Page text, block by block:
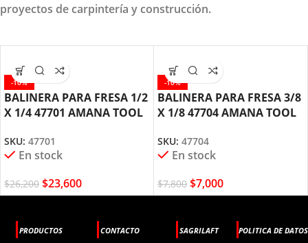
proyectos de carpintería y construcción.
-10%
BALINERA PARA FRESA 1/2
X 1/4 47701 AMANA TOOL
SKU: 47701
En stock
$26,200 $23,600
-10%
BALINERA PARA FRESA 3/8
X 1/8 47704 AMANA TOOL
SKU: 47704
En stock
$7,800 $7,000
PRODUCTOS CONTACTO SAGRILAFT POLITICA DE DATOS